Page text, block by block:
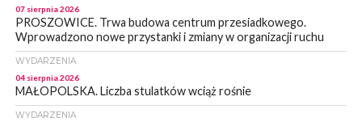
07 sierpnia 2026
PROSZOWICE. Trwa budowa centrum przesiadkowego.
Wprowadzono nowe przystanki i zmiany w organizacji ruchu
WYDARZENIA
04 sierpnia 2026
MAŁOPOLSKA. Liczba stulatków wciąż rośnie
WYDARZENIA